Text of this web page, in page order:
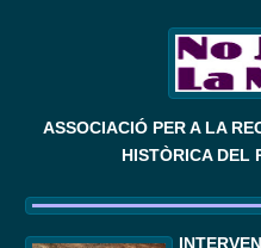
ASSOCIACIÓ PER A LA
HISTÒRICA DEL
I